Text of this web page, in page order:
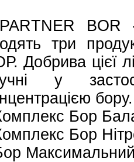
BOR -
три
Добрива цієї
у
Бор
Бор